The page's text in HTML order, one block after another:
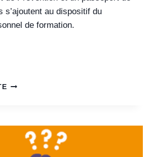
s’ajoutent au dispositif du
de formation.